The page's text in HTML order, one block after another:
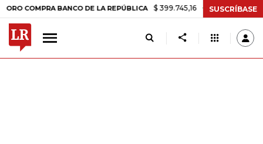
BANCO DE LA REPÚBLICA $ 399.745,16 +$ 2.295,71 +0,58%
SUSCRÍBASE